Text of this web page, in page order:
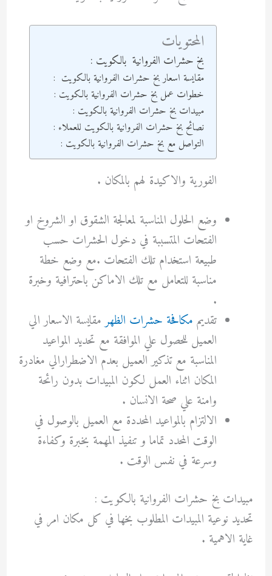
المحتويات
بخ حشرات الفروانية بالكويت :
مقايسة اسعار بخ حشرات الفروانية بالكويت :
خطوات عمل بخ حشرات الفروانية بالكويت :
مبيدات بخ حشرات الفروانية بالكويت :
نصائح بخ حشرات الفروانية بالكويت للعملاء :
التواصل مع بخ حشرات الفروانية بالكويت :
الفورية والاكيدة لهم بالمكان .
وضع الحلول المناسبة لمعالجة الشقوق او الشروخ او
الفتحات المتسببة في دخول الحشرات حسب
طبيعة استخدام تلك الفتحات .مع وضع خطة
مناسبة للتعامل مع تلك الاماكن باحترافية وخبرة
.
تقديم مكافحة حشرات الظهرمقايسة الاسعار الي
العميل للحصول علي الموافقة مع تحديد المواعيد
المناسبة مع تذكير العميل بعدم الاضطرارالي مغادرة
المكان اثناء العمل لكون المبيدات بدون رائحة
وامنة علي صحة الانسان .
الالتزام بالمواعيد المحددة مع العميل بالوصول في
الوقت المحدد تماما و تنفيذ المهمة بخبرة وكفاءة
وسرعة في نفس الوقت .
مبيدات بخ حشرات الفروانية بالكويت :
تحديد نوعية المبيدات المطلوب بخها في كل مكان امر في
غاية الاهمية .